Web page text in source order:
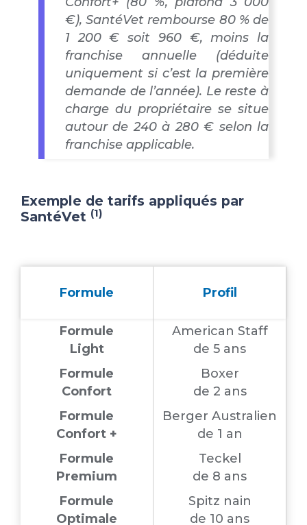
€), SantéVet rembourse 80 % de
1 200 € soit 960 €, moins la
franchise annuelle (déduite
uniquement si c’est la première
demande de l’année). Le reste à
charge du propriétaire se situe
autour de 240 à 280 € selon la
franchise applicable.
Exemple de tarifs appliqués par
SantéVet (1)
Formule Profil
Formule
Light
American Staff
de 5 ans
Formule
Confort
Boxer
de 2 ans
Formule
Confort +
Berger Australien
de 1 an
Formule
Premium
Teckel
de 8 ans
Formule
Optimale
Spitz nain
de 10 ans